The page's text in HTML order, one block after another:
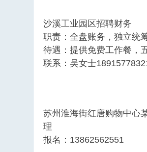
沙溪工业园区招聘财务
职责：全盘账务，独立统
待遇：提供免费工作餐，
联系：吴女士
苏州淮海街红唐购物中心
理
报名：13862562551